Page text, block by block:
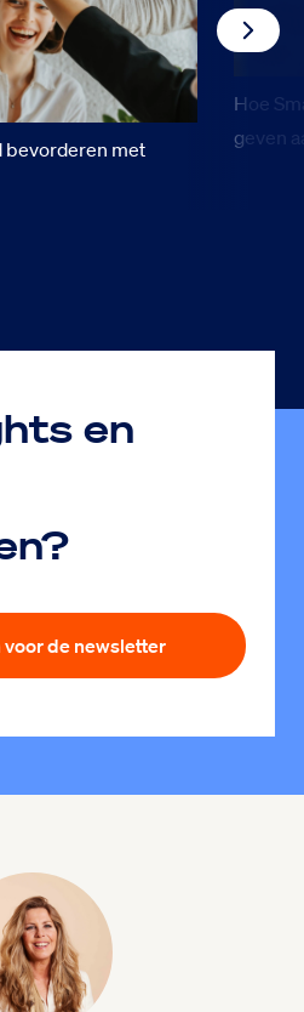
bevorderen met
Hoe
geven
en
voor de newsletter